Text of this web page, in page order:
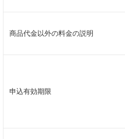
商品代金以外の料金の説明
申込有効期限